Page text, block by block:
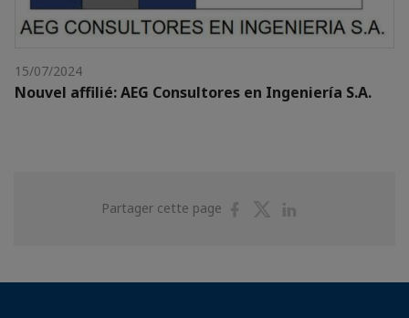
15/07/2024
Nouvel affilié: AEG Consultores en Ingeniería S.A.
Partager cette page
PartagerPartager